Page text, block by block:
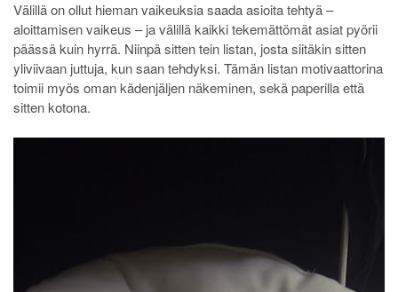
Välillä on ollut hieman vaikeuksia saada asioita tehtyä –
aloittamisen vaikeus – ja välillä kaikki tekemättömät asiat pyörii
päässä kuin hyrrä. Niinpä sitten tein listan, josta siitäkin sitten
yliviivaan juttuja, kun saan tehdyksi. Tämän listan motivaattorina
toimii myös oman kädenjäljen näkeminen, sekä paperilla että
sitten kotona.